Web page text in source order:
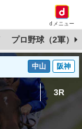
dメニュー
プロ野球（2軍）
中山 阪神
3R